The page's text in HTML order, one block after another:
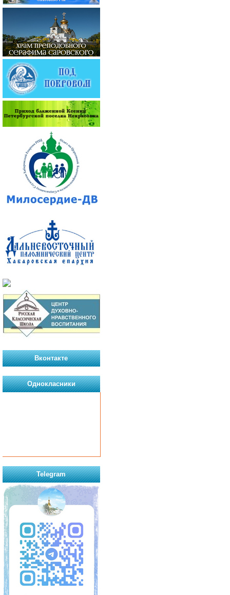
Вконтакте
Однокласники
Telegram